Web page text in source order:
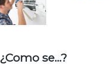
¿Como se…?